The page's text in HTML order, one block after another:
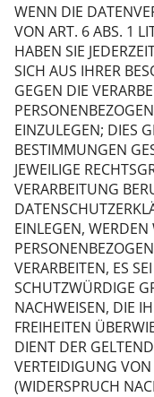
WENN DIE
VON ART. 6 ABS. 1
HABEN SIE
SICH AUS IHRER
GEGEN DIE
EINZULEGEN; DIES
BESTIMMUNGEN
JEWEILIGE
VERARBEITUNG
EINLEGEN, WERDEN
VERARBEITEN, ES
SCHUTZWÜRDIGE
NACHWEISEN, DIE
FREIHEITEN
DIENT DER
VERTEIDIGUNG
(WIDERSPRUCH